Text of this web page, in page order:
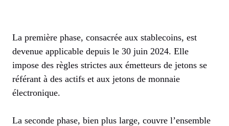
La première phase, consacrée aux stablecoins, est
devenue applicable depuis le 30 juin 2024. Elle
impose des règles strictes aux émetteurs de jetons se
référant à des actifs et aux jetons de monnaie
électronique.
La seconde phase, bien plus large, couvre l’ensemble